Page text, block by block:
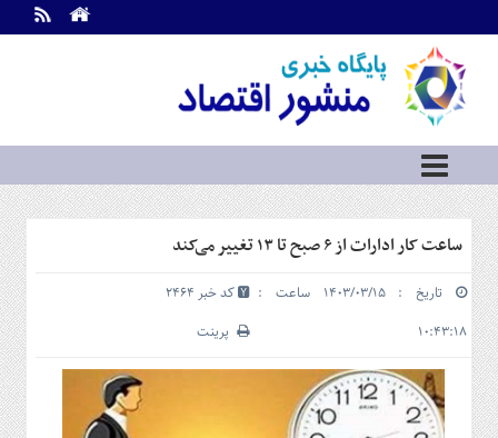
اطلاعات
تماس
ما
درباره
ما
سرویس
ها
بازار
سرمایه
و
بورس
مسکن
و
ساعت کار ادارات از ۶ صبح تا ۱۳ تغییر می‌کند
تاریخ : ۱۴۰۳/۰۳/۱۵ ساعت :
۱۰:۴۳:۱۸
کد خبر 2464
پرینت